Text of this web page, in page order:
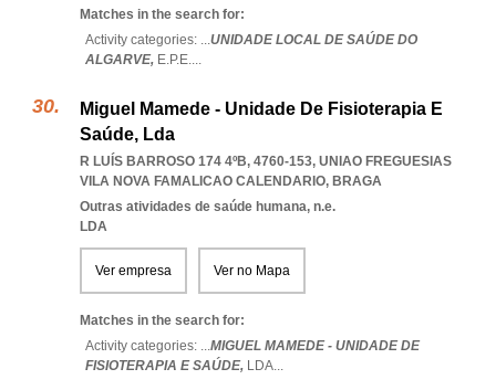
Matches in the search for:
Activity categories: ...UNIDADE LOCAL DE SAÚDE DO
ALGARVE, E.P.E....
Miguel Mamede - Unidade De Fisioterapia E
Saúde, Lda
R LUÍS BARROSO 174 4ºB, 4760-153, UNIAO FREGUESIAS
VILA NOVA FAMALICAO CALENDARIO, BRAGA
Outras atividades de saúde humana, n.e.
LDA
Ver empresa Ver no Mapa
Matches in the search for:
Activity categories: ...MIGUEL MAMEDE - UNIDADE DE
FISIOTERAPIA E SAÚDE, LDA...